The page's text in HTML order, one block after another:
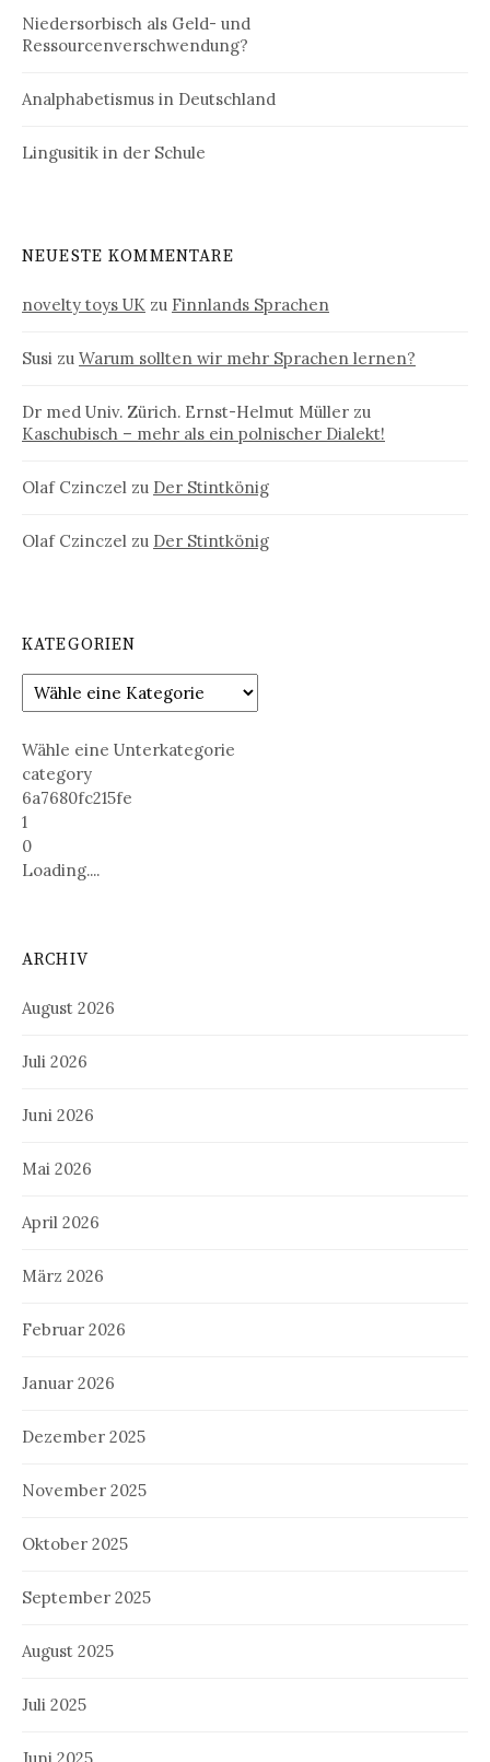
Niedersorbisch als Geld- und
Ressourcenverschwendung?
Analphabetismus in Deutschland
Lingusitik in der Schule
NEUESTE KOMMENTARE
novelty toys UK zu Finnlands Sprachen
Susi zu Warum sollten wir mehr Sprachen lernen?
Dr med Univ. Zürich. Ernst-Helmut Müller zu
Kaschubisch – mehr als ein polnischer Dialekt!
Olaf Czinczel zu Der Stintkönig
Olaf Czinczel zu Der Stintkönig
KATEGORIEN
Wähle eine Unterkategorie
category
6a7680fc215fe
1
0
Loading....
ARCHIV
August 2026
Juli 2026
Juni 2026
Mai 2026
April 2026
März 2026
Februar 2026
Januar 2026
Dezember 2025
November 2025
Oktober 2025
September 2025
August 2025
Juli 2025